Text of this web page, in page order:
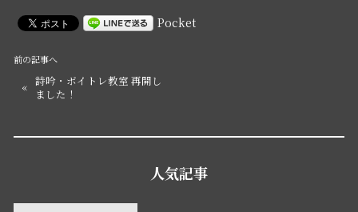
Pocket
前の記事へ
« 詩吟・ボイトレ教室 再開し
ました！
人気記事